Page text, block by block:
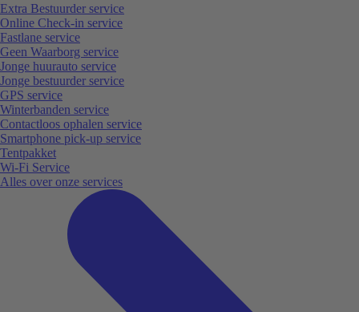
Extra Bestuurder service
Online Check-in service
Fastlane service
Geen Waarborg service
Jonge huurauto service
Jonge bestuurder service
GPS service
Winterbanden service
Contactloos ophalen service
Smartphone pick-up service
Tentpakket
Wi-Fi Service
Alles over onze services